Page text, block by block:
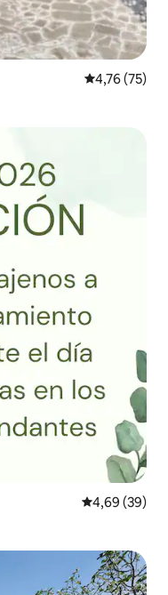
4,76 de
4,76 (75)
4,69 de
4,69 (39)